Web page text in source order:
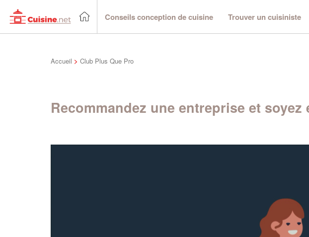
Conseils conception de cuisine Trouver un cuisiniste
Accueil > Club Plus Que Pro
Recommandez une entreprise et soyez